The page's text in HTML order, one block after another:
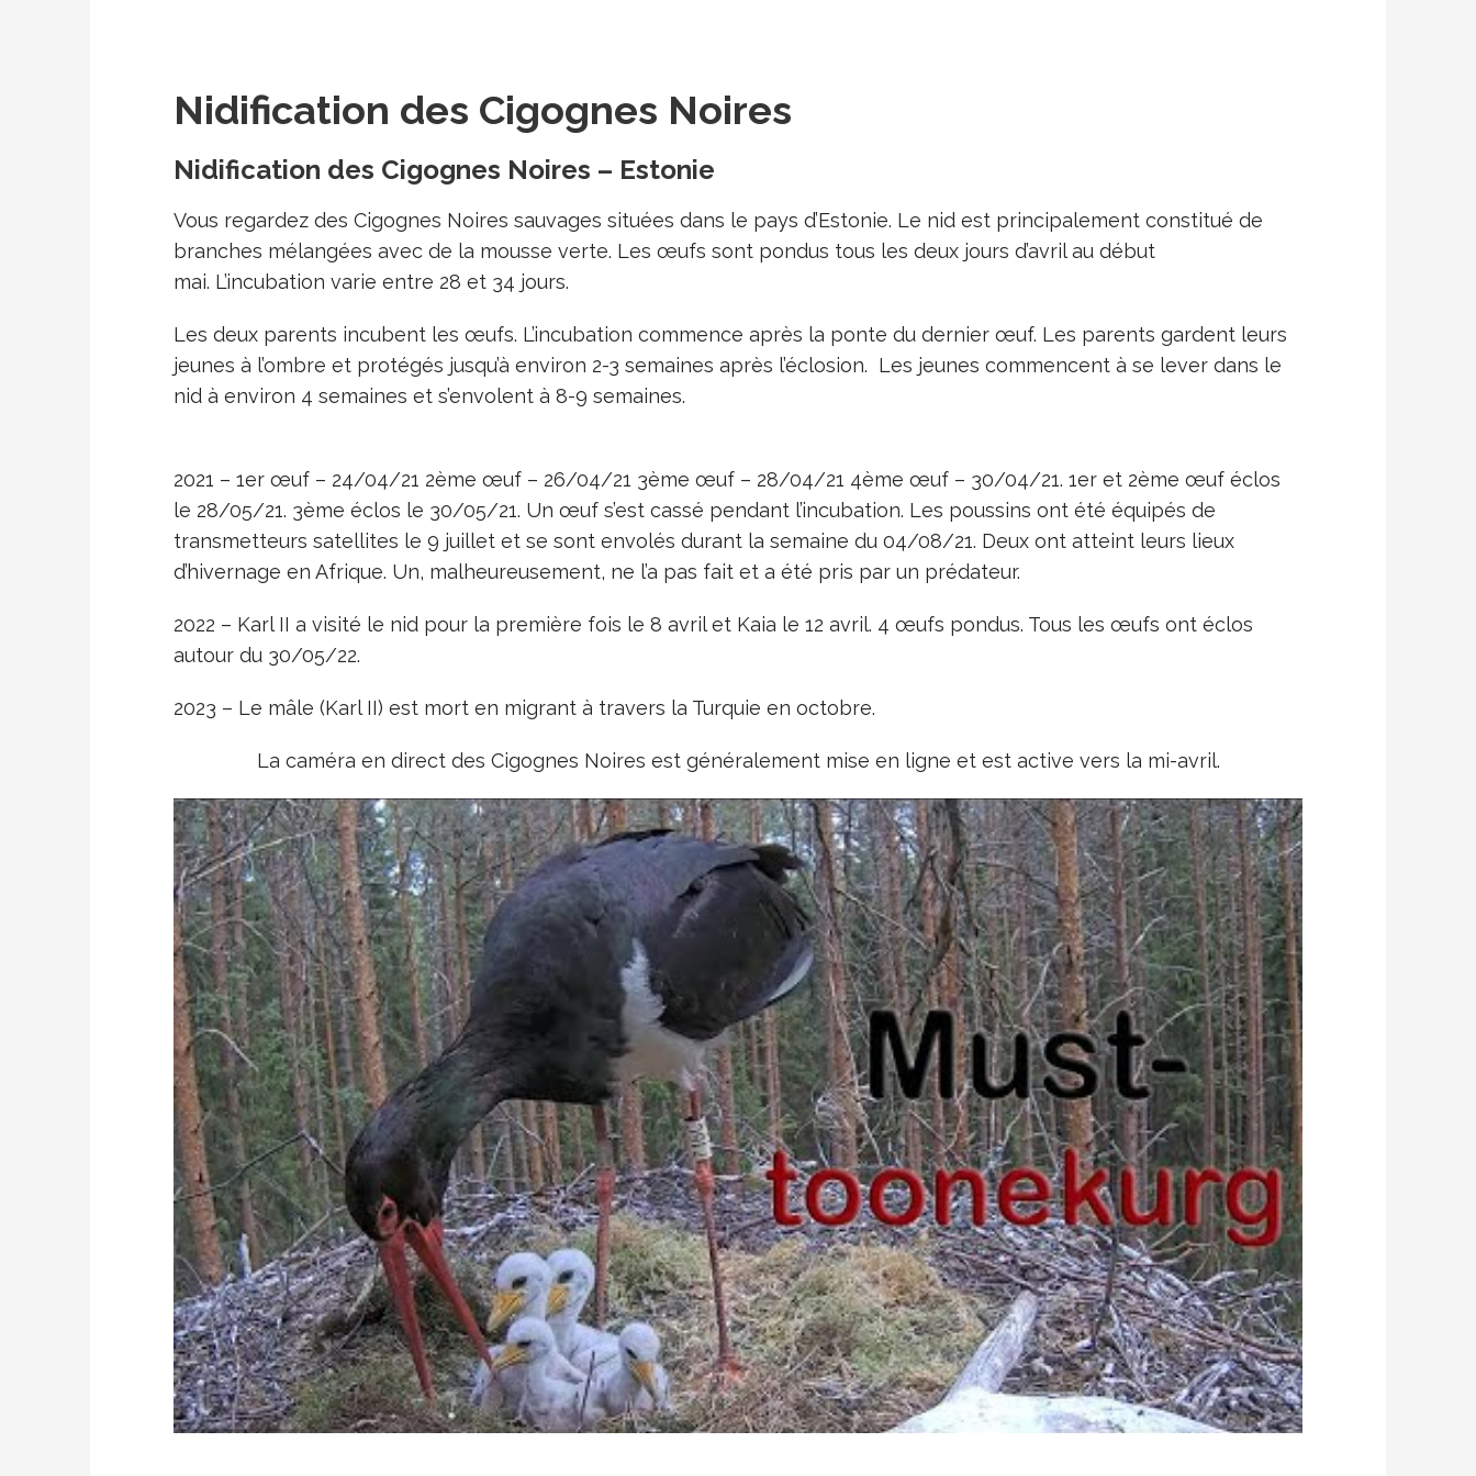
Nidification des Cigognes Noires
Nidification des Cigognes Noires – Estonie
Vous regardez des Cigognes Noires sauvages situées dans le pays d’Estonie. Le nid est principalement constitué de
branches mélangées avec de la mousse verte. Les œufs sont pondus tous les deux jours d’avril au début
mai. L’incubation varie entre 28 et 34 jours.
Les deux parents incubent les œufs. L’incubation commence après la ponte du dernier œuf. Les parents gardent leurs
jeunes à l’ombre et protégés jusqu’à environ 2-3 semaines après l’éclosion. Les jeunes commencent à se lever dans le
nid à environ 4 semaines et s’envolent à 8-9 semaines.
2021 – 1er œuf – 24/04/21 2ème œuf – 26/04/21 3ème œuf – 28/04/21 4ème œuf – 30/04/21. 1er et 2ème œuf éclos
le 28/05/21. 3ème éclos le 30/05/21. Un œuf s’est cassé pendant l’incubation. Les poussins ont été équipés de
transmetteurs satellites le 9 juillet et se sont envolés durant la semaine du 04/08/21. Deux ont atteint leurs lieux
d’hivernage en Afrique. Un, malheureusement, ne l’a pas fait et a été pris par un prédateur.
2022 – Karl II a visité le nid pour la première fois le 8 avril et Kaia le 12 avril. 4 œufs pondus. Tous les œufs ont éclos
autour du 30/05/22.
2023 – Le mâle (Karl II) est mort en migrant à travers la Turquie en octobre.
La caméra en direct des Cigognes Noires est généralement mise en ligne et est active vers la mi-avril.